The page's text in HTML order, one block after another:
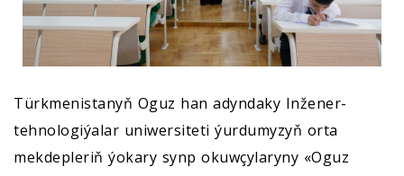
Türkmenistanyň Oguz han adyndaky Inžener-
tehnologiýalar uniwersiteti ýurdumyzyň orta
mekdepleriň ýokary synp okuwçylaryny «Oguz